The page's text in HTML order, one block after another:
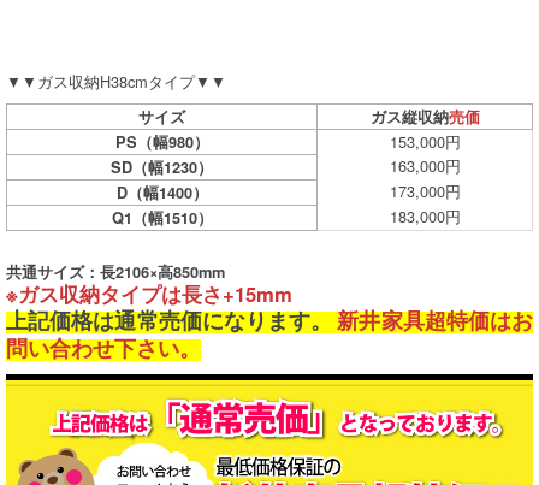
▼▼ガス収納H38cmタイプ▼▼
サイズ ガス縦収納売価
PS（幅980）
153,000円
SD（幅1230） 163,000円
D（幅1400） 173,000円
Q1（幅1510） 183,000円
共通サイズ：長2106×高850mm
※ガス収納タイプは長さ+15mm
上記価格は通常売価になります。新井家具超特価はお
問い合わせ下さい。